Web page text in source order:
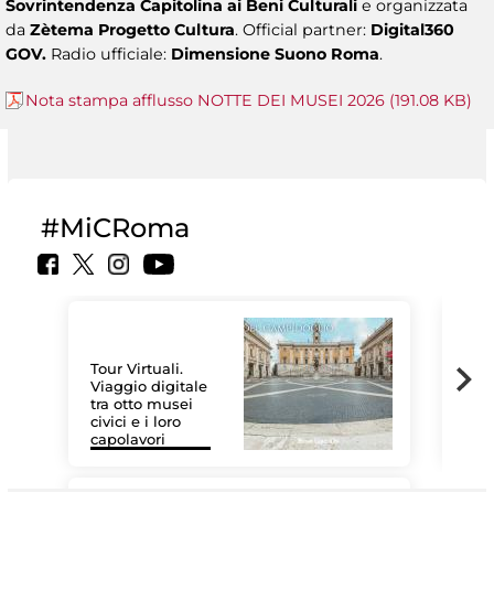
Sovrintendenza Capitolina ai Beni Culturali e organizzata
da Zètema Progetto Cultura. Official partner: Digital360
GOV. Radio ufficiale: Dimensione Suono Roma.
Nota stampa afflusso NOTTE DEI MUSEI 2026 (191.08 KB)
#MiCRoma
Tour Virtuali.
Viaggio digitale
tra otto musei
civici e i loro
capolavori